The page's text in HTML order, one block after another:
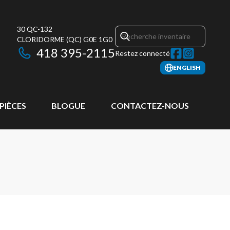
30 QC-132
CLORIDORME (QC) G0E 1G0
418 395-2115Restez connecté
ENGLISH
BLOGUE CONTACTEZ-NOUS